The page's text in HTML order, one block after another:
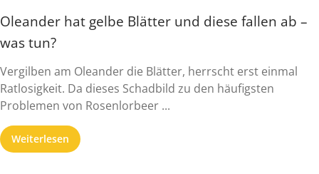
Oleander hat gelbe Blätter und diese fallen ab –
was tun?
Vergilben am Oleander die Blätter, herrscht erst einmal
Ratlosigkeit. Da dieses Schadbild zu den häufigsten
Problemen von Rosenlorbeer ...
Weiterlesen